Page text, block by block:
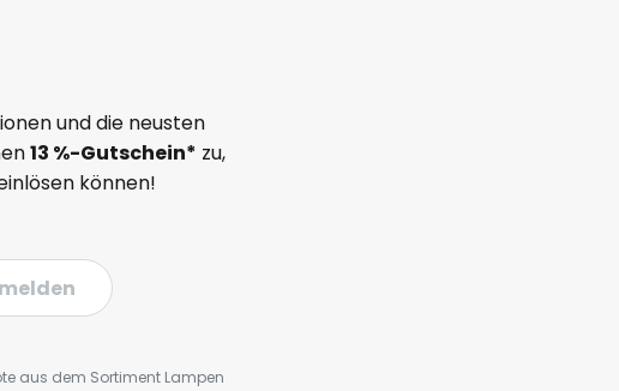
und die neusten
13 %-Gutschein* zu,
können!
aus dem Sortiment Lampen